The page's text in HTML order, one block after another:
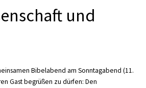
und
Bibelabend am Sonntagabend (11.
Gast begrüßen zu dürfen: Den